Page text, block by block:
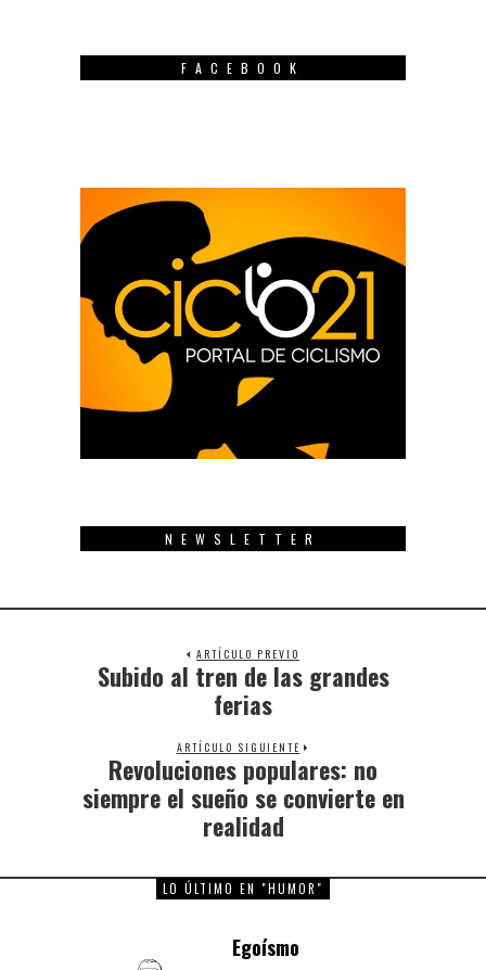
FACEBOOK
NEWSLETTER
ARTÍCULO PREVIO
Previous
post:
Subido al tren de las grandes
ferias
ARTÍCULO SIGUIENTE
Next
post:
Revoluciones populares: no
siempre el sueño se convierte en
realidad
LO ÚLTIMO EN "HUMOR"
Egoísmo